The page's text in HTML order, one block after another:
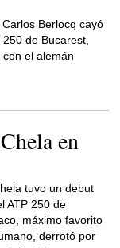
Berlocq cayó
de Bucarest,
el alemán
en
tuvo un debut
ATP 250 de
máximo favorito
derrotó por